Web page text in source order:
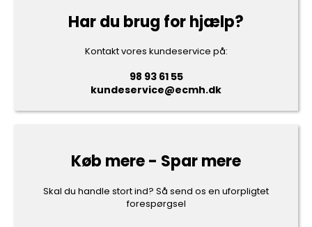
Har du brug for hjælp?
Kontakt vores kundeservice på:
98 93 61 55
kundeservice@ecmh.dk
Køb mere - Spar mere
Skal du handle stort ind? Så send os en uforpligtet
forespørgsel